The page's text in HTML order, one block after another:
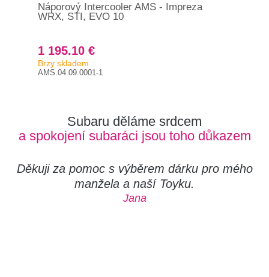
Náporový Intercooler AMS - Impreza
WRX, STI, EVO 10
1 195.10 €
Brzy skladem
AMS.04.09.0001-1
Subaru děláme srdcem
a spokojení subaráci jsou toho důkazem
Děkuji za pomoc s výběrem dárku pro mého
manžela a naší Toyku.
Jana